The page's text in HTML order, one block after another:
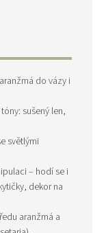
do vázy i
sušený len,
světlými
– hodí se i
dekor na
aranžmá a